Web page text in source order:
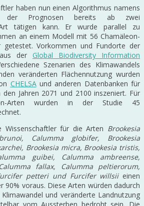
haben nun einen Algorithmus namens
der Prognosen bereits ab zwei
tätigen kann. Er wurde parallel zu
an einem Modell mit 56 Chamäleon-
getestet. Vorkommen und Fundorte der
der Global Biodiversity Information
Szenarien des Klimawandels
veränderten Flächennutzung wurden
CHELSAund anderen Datenbanken für
Jahren 2071 und 2100 inszeniert. Für
Arten wurden in der Studie 45
Wissenschaftler für die Arten Brookesia
Calumma globifer, Brookesia
Brookesia micra, Brookesia tristis,
guibei, Calumma ambreense,
fallax, Calumma peltierorum,
petteri und Furcifer willsiieinen
90% voraus. Diese Arten würden dadurch
und veränderte Landnutzung